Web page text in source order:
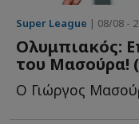
Super League | 08/08 -
Ολυμπιακός:
του Μασούρα!